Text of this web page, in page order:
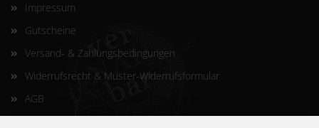
Impressum
Gutscheine
Versand- & Zahlungsbedingungen
Widerrufsrecht & Muster-Widerrufsformular
AGB